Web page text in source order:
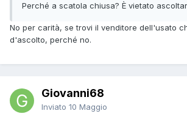
Perché a scatola chiusa? È vietato
No per carità, se trovi il venditore dell'usato
d'ascolto, perché no.
Giovanni68
Inviato 10 Maggio